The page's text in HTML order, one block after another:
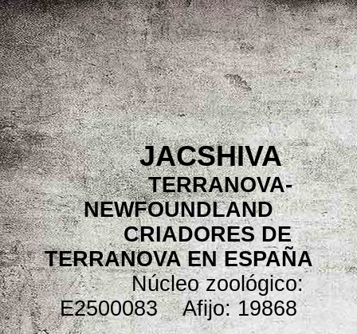
JACSHIVA
TERRANOVA-
NEWFOUNDLAND
CRIADORES DE
TERRANOVA EN ESPAÑA
Núcleo zoológico:
E2500083 Afijo: 19868